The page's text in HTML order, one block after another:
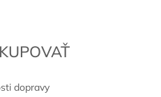
dopravy